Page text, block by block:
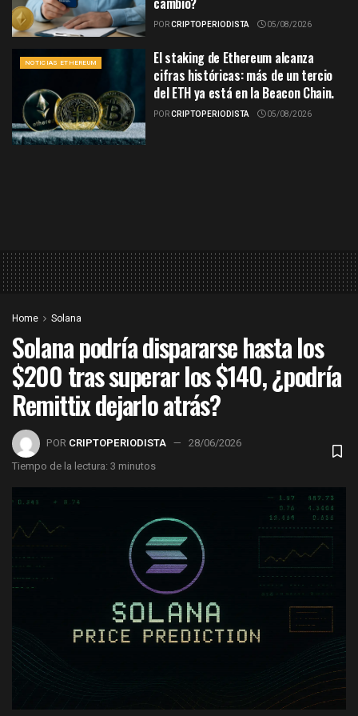
PORCRIPTOPERIODISTA 05/08/2026
NOTICIAS ETHEREUM
El staking de Ethereum alcanza
cifras históricas: más de un tercio
del ETH ya está en la Beacon Chain.
PORCRIPTOPERIODISTA 05/08/2026
Home Solana
Solana podría dispararse hasta los
$200 tras superar los $140, ¿podría
Remittix dejarlo atrás?
POR CRIPTOPERIODISTA
28/06/2026
Tiempo de la lectura: 3 minutos